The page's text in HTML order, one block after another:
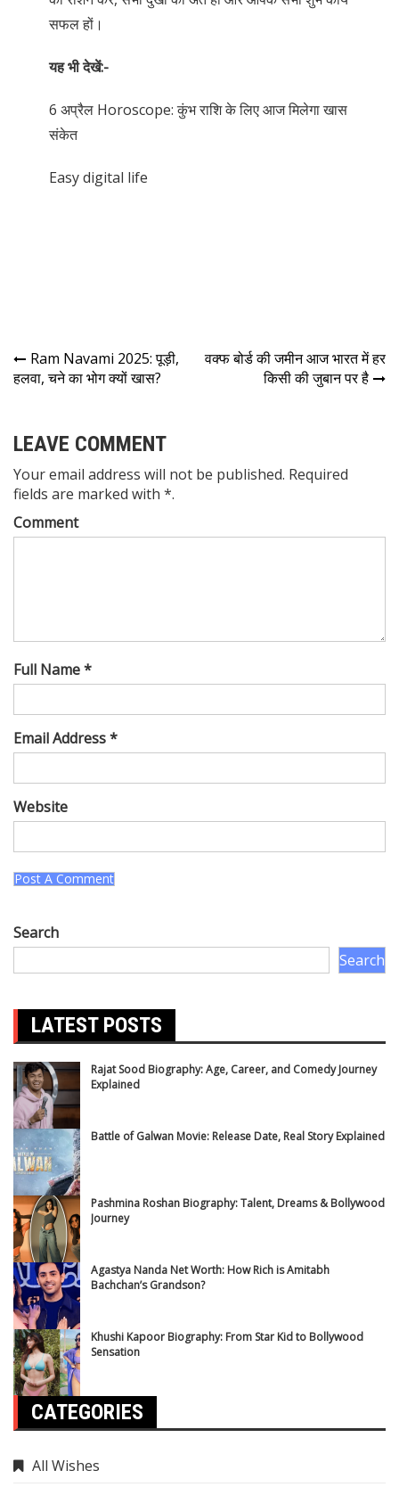
सफल हों।
यह भी देखें:-
6 अप्रैल Horoscope: कुंभ राशि के लिए आज मिलेगा खास
संकेत
Easy digital life
Ram Navami 2025: पूड़ी,
हलवा, चने का भोग क्यों खास?
वक्फ बोर्ड की जमीन आज भारत में हर
किसी की जुबान पर है
LEAVE COMMENT
Your email address will not be published. Required
fields are marked with *.
Comment
Full Name *
Email Address *
Website
Search
Search
LATEST POSTS
Rajat Sood Biography: Age, Career, and Comedy Journey
Explained
Battle of Galwan Movie: Release Date, Real Story Explained
Pashmina Roshan Biography: Talent, Dreams & Bollywood
Journey
Agastya Nanda Net Worth: How Rich is Amitabh
Bachchan’s Grandson?
Khushi Kapoor Biography: From Star Kid to Bollywood
Sensation
CATEGORIES
All Wishes